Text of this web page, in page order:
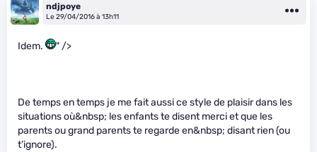
ndjpoye
Le 29/04/2016 à 13h11
Idem. " />
De temps en temps je me fait aussi ce style de plaisir dans les
situations où&nbsp; les enfants te disent merci et que les
parents ou grand parents te regarde en&nbsp; disant rien (ou
t’ignore).